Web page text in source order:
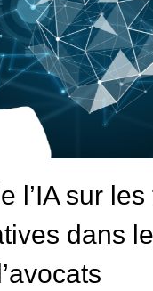
l’IA sur
dans